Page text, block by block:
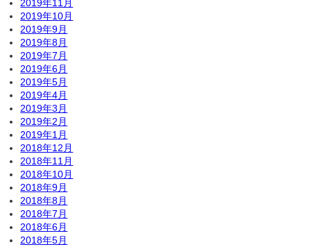
2019年11月
2019年10月
2019年9月
2019年8月
2019年7月
2019年6月
2019年5月
2019年4月
2019年3月
2019年2月
2019年1月
2018年12月
2018年11月
2018年10月
2018年9月
2018年8月
2018年7月
2018年6月
2018年5月